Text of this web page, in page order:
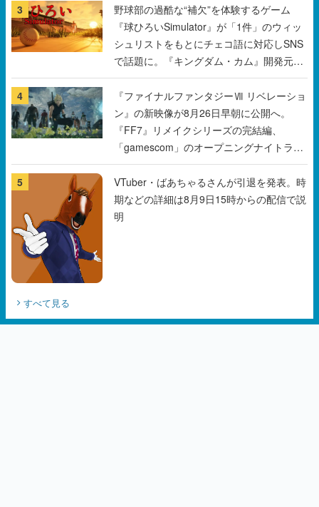
3
野球部の過酷な“補欠”を体験するゲーム
『球ひろいSimulator』が「1件」のウィッ
シュリストをもとにチェコ語に対応しSNS
で話題に。『キングダム・カム』開発元や
チェコのプロ野球選手から称賛の声
4
『ファイナルファンタジーⅦ リベレーショ
ン』の新映像が8月26日早朝に公開へ。
『FF7』リメイクシリーズの完結編、
「gamescom」のオープニングナイトライ
ブにてディレクターの浜口直樹氏が登壇す
る予定
5
VTuber・ばあちゃるさんが引退を発表。時
期などの詳細は8月9日15時からの配信で説
明
すべて見る